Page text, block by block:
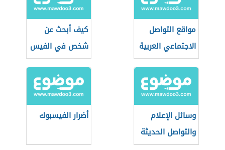
مواقع التواصل
الاجتماعي العربية
كيف أبحث عن
شخص في الفيس
بوك
وسائل الإعلام
والتواصل الحديثة
أضرار الفيسبوك